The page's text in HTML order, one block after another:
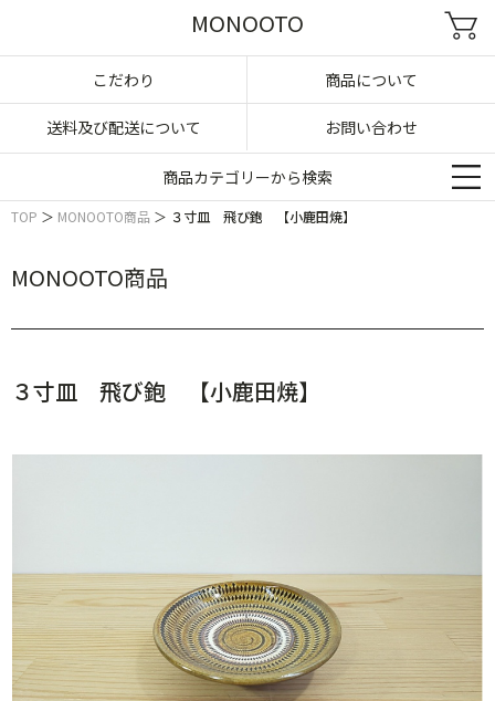
MONOOTO
こだわり 商品について
送料及び配送について お問い合わせ
TOP ＞ MONOOTO商品 ＞ ３寸皿 飛び鉋 【小鹿田焼】
MONOOTO商品
３寸皿 飛び鉋 【小鹿田焼】
商品カテゴリーから検索